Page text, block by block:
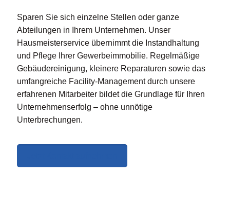
Sparen Sie sich einzelne Stellen oder ganze
Abteilungen in Ihrem Unternehmen. Unser
Hausmeisterservice übernimmt die Instandhaltung
und Pflege Ihrer Gewerbeimmobilie. Regelmäßige
Gebäudereinigung, kleinere Reparaturen sowie das
umfangreiche Facility-Management durch unsere
erfahrenen Mitarbeiter bildet die Grundlage für Ihren
Unternehmenserfolg – ohne unnötige
Unterbrechungen.